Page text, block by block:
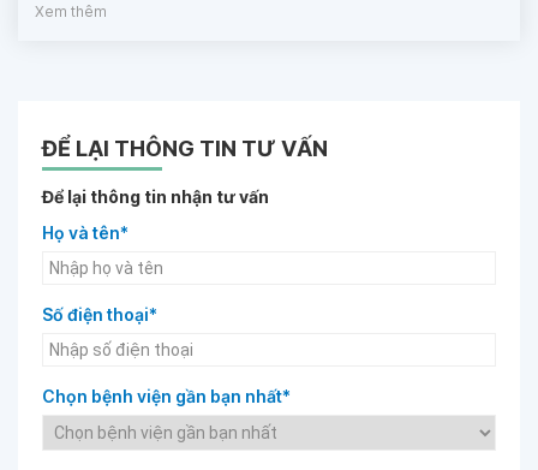
Xem thêm
ĐỂ LẠI THÔNG TIN TƯ VẤN
Để lại thông tin nhận tư vấn
Họ và tên*
Số điện thoại*
Chọn bệnh viện gần bạn nhất*